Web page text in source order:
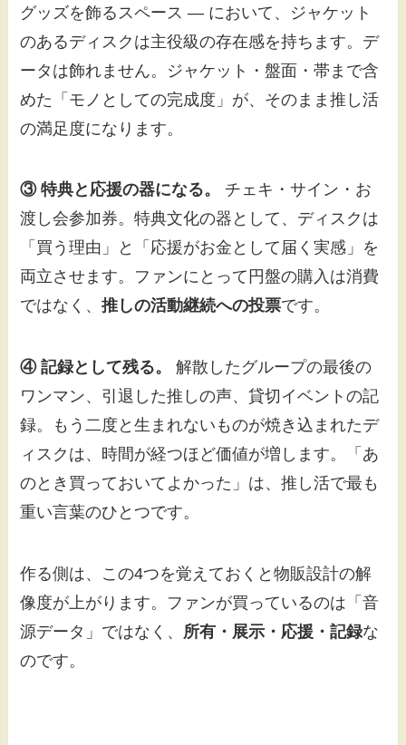
グッズを飾るスペース — において、ジャケット
のあるディスクは主役級の存在感を持ちます。デ
ータは飾れません。ジャケット・盤面・帯まで含
めた「モノとしての完成度」が、そのまま推し活
の満足度になります。
③ 特典と応援の器になる。
チェキ・サイン・お
渡し会参加券。特典文化の器として、ディスクは
「買う理由」と「応援がお金として届く実感」を
両立させます。ファンにとって円盤の購入は消費
ではなく、推しの活動継続への投票です。
④ 記録として残る。
解散したグループの最後の
ワンマン、引退した推しの声、貸切イベントの記
録。もう二度と生まれないものが焼き込まれたデ
ィスクは、時間が経つほど価値が増します。「あ
のとき買っておいてよかった」は、推し活で最も
重い言葉のひとつです。
作る側は、この4つを覚えておくと物販設計の解
像度が上がります。ファンが買っているのは「音
源データ」ではなく、 所有・展示・応援・記録な
のです。